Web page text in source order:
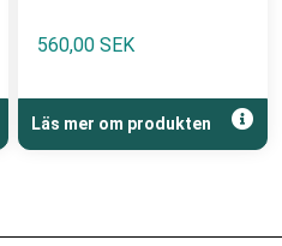
560,00 SEK
Läs mer om produkten